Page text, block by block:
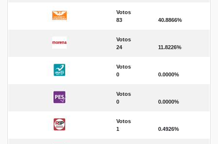
Votos
83
40.8866%
Votos
24
11.8226%
Votos
0
0.0000%
Votos
0
0.0000%
Votos
1
0.4926%